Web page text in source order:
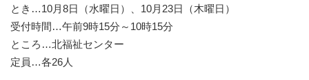
とき…10月8日（水曜日）、10月23日（木曜日）
受付時間…午前9時15分～10時15分
ところ…北福祉センター
定員…各26人